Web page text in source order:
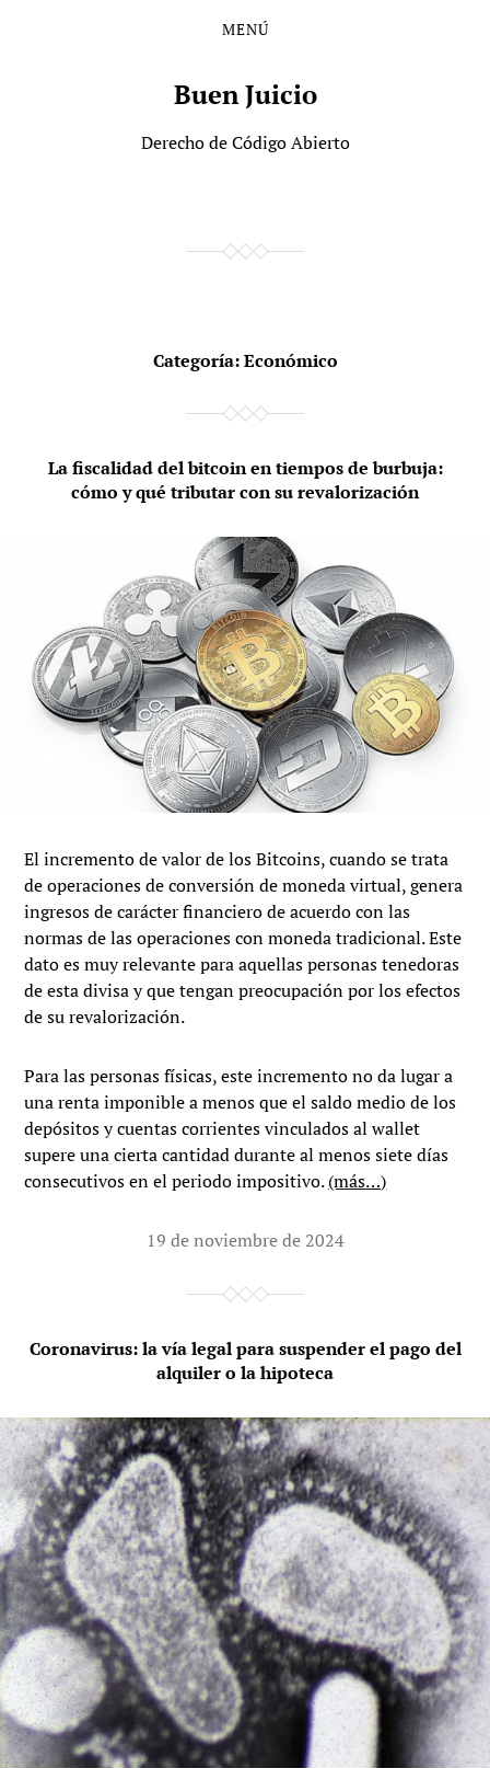
MENÚ
Buen Juicio
Derecho de Código Abierto
Categoría:Económico
La fiscalidad del bitcoin en tiempos de burbuja:
cómo y qué tributar con su revalorización
El incremento de valor de los Bitcoins, cuando se trata
de operaciones de conversión de moneda virtual, genera
ingresos de carácter financiero de acuerdo con las
normas de las operaciones con moneda tradicional. Este
dato es muy relevante para aquellas personas tenedoras
de esta divisa y que tengan preocupación por los efectos
de su revalorización.
Para las personas físicas, este incremento no da lugar a
una renta imponible a menos que el saldo medio de los
depósitos y cuentas corrientes vinculados al wallet
supere una cierta cantidad durante al menos siete días
consecutivos en el periodo impositivo.(más…)
19 de noviembre de 2024
Coronavirus: la vía legal para suspender el pago del
alquiler o la hipoteca